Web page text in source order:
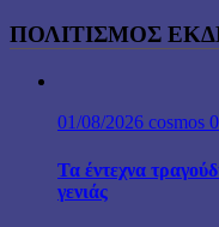
ΠΟΛΙΤΙΣΜΟΣ
01/08/2026 cosmos 0
Τα έντεχνα
γενιάς